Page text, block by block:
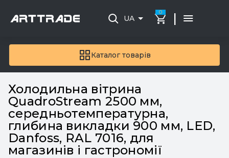
Каталог товарів
UA
0 |
Холодильна вітрина
QuadroStream 2500 мм,
середньотемпературна,
глибина викладки 900 мм, LED,
Danfoss, RAL 7016, для
магазинів і гастрономії